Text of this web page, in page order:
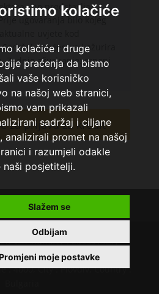
kolačiće
kolačiće i druge
praćenja da bismo
vaše korisničko
na našoj web stranici,
vam prikazali
sadržaj i ciljane
analizirali promet na našoj
i razumjeli odakle
naši posjetitelji.
Slažem se
Odbijam
moje postavke
i ne predstavlja
ugovaranja bilo kojeg
uvjete kod
provjerava i ažurira
Zadnje ažuriranje: srpanj
za prijavu za kredit
O nama
VAT number : 205391327,
LTD, Adress : UL.L.
: 4000, City : Plovdiv, Country :